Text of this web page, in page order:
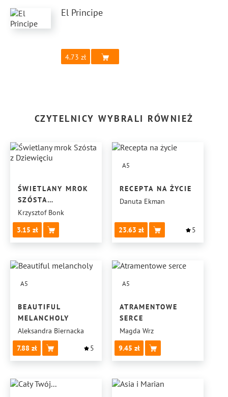
El Principe
4.73
CZYTELNICY WYBRALI RÓWNIEŻ
ŚWIETLANY MROK
SZÓSTA
Z DZIEWIĘCIU
Krzysztof Bonk
3.15
A5
RECEPTA NA ŻYCIE
Danuta Ekman
23.63 5
A5
BEAUTIFUL
MELANCHOLY
Aleksandra Biernacka
7.88
5
A5
ATRAMENTOWE
SERCE
Magda Wrz
9.45